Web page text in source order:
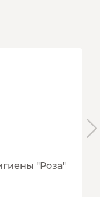
"Роза"